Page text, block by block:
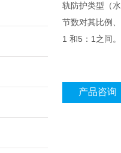
轨防护类型（
节数对其比例
1 和5：1之间。
产品咨询